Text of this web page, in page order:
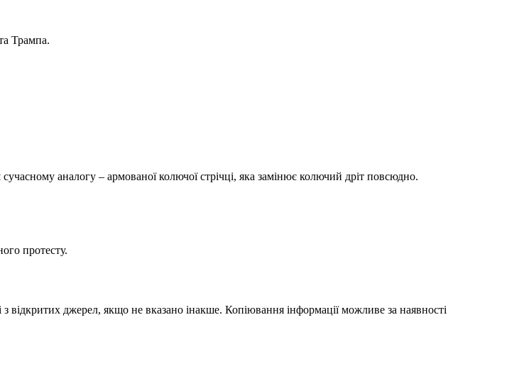
Трампа.
аналогу – армованої колючої стрічці, яка замінює колючий дріт повсюдно.
протесту.
відкритих джерел, якщо не вказано інакше. Копіювання інформації можливе за наявності